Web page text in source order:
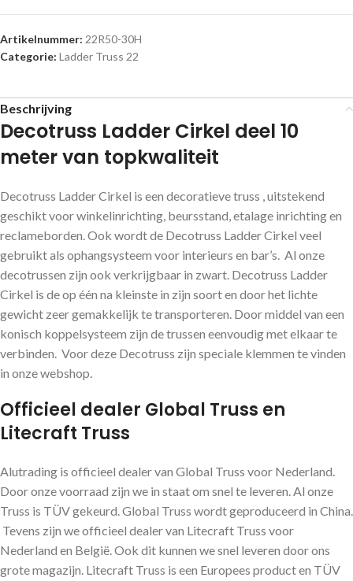
Artikelnummer: 22R50-30H
Categorie: Ladder Truss 22
Beschrijving
Decotruss Ladder Cirkel deel 10
meter van topkwaliteit
Decotruss Ladder Cirkel is een decoratieve truss , uitstekend
geschikt voor winkelinrichting, beursstand, etalage inrichting en
reclameborden. Ook wordt de Decotruss Ladder Cirkel veel
gebruikt als ophangsysteem voor interieurs en bar’s. Al onze
decotrussen zijn ook verkrijgbaar in zwart. Decotruss Ladder
Cirkel is de op één na kleinste in zijn soort en door het lichte
gewicht zeer gemakkelijk te transporteren. Door middel van een
konisch koppelsysteem zijn de trussen eenvoudig met elkaar te
verbinden. Voor deze Decotruss zijn speciale klemmen te vinden
in onze webshop.
Officieel dealer Global Truss en
Litecraft Truss
Alutrading is officieel dealer van Global Truss voor Nederland.
Door onze voorraad zijn we in staat om snel te leveren. Al onze
Truss is TÜV gekeurd. Global Truss wordt geproduceerd in China.
Tevens zijn we officieel dealer van Litecraft Truss voor
Nederland en België. Ook dit kunnen we snel leveren door ons
grote magazijn. Litecraft Truss is een Europees product en TÜV